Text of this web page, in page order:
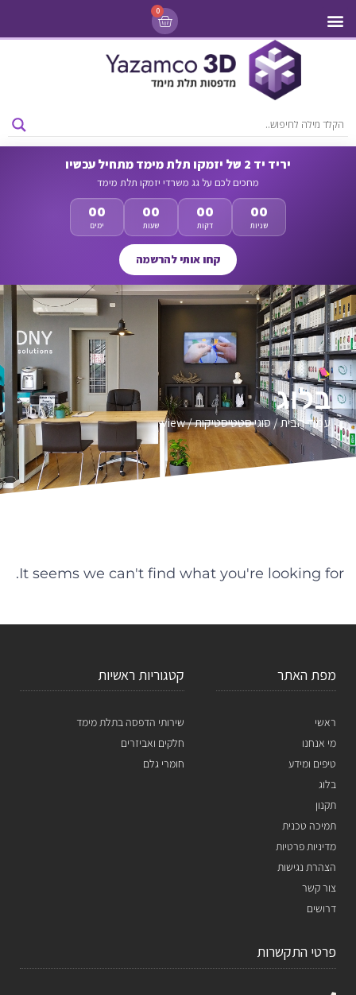
0
יריד יד 2 של יזמקו תלת מימד מתחיל עכשיו
מחכים לכם על גג משרדי יזמקו תלת מימד
00
ימים
00
שעות
00
דקות
00
שניות
קחו אותי להרשמה
בלוג
עמוד הבית/ סוגי סטטיסטיקות / view
It seems we can't find what you're looking for.
מפת האתר
ראשי
מי אנחנו
טיפים ומידע
בלוג
תקנון
תמיכה טכנית
מדיניות פרטיות
הצהרת נגישות
צור קשר
דרושים
קטגוריות ראשיות
שירותי הדפסה בתלת מימד
חלקים ואביזרים
חומרי גלם
פרטי התקשרות